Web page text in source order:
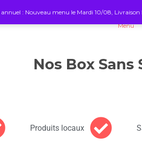
Menu
Nos Box Sans
Produits locaux
: Nouveau menu le Mardi 10/08, Livraison